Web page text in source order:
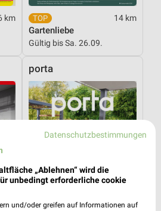
km 14 km
Gartenliebe
Gültig bis Sa. 26.09.
porta
Datenschutzbestimmungen
„Ablehnen“ wird die
unbedingt erforderliche cookie
und/oder greifen auf Informationen auf